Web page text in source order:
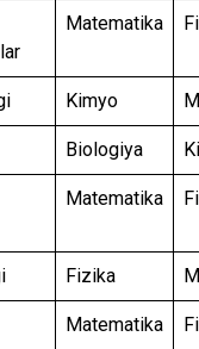
Matematika
Kimyo
Biologiya
Matematika
Fizika
Matematika